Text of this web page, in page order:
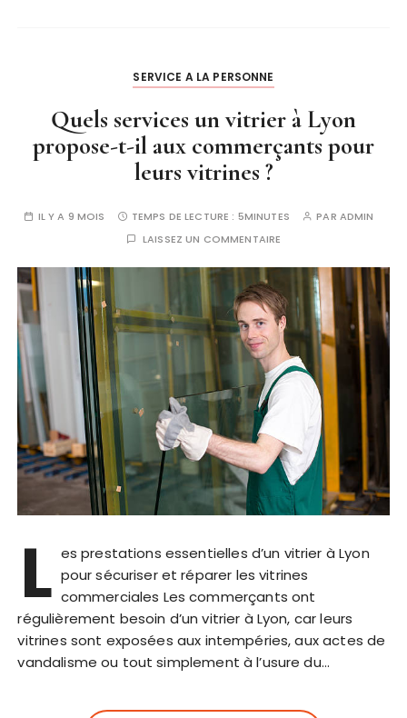
SERVICE A LA PERSONNE
Quels services un vitrier à Lyon
propose-t-il aux commerçants pour
leurs vitrines ?
IL Y A 9 MOIS TEMPS DE LECTURE : 5MINUTES PAR ADMIN
LAISSEZ UN COMMENTAIRE
L es prestations essentielles d’un vitrier à Lyon
pour sécuriser et réparer les vitrines
commerciales Les commerçants ont
régulièrement besoin d’un vitrier à Lyon, car leurs
vitrines sont exposées aux intempéries, aux actes de
vandalisme ou tout simplement à l’usure du…